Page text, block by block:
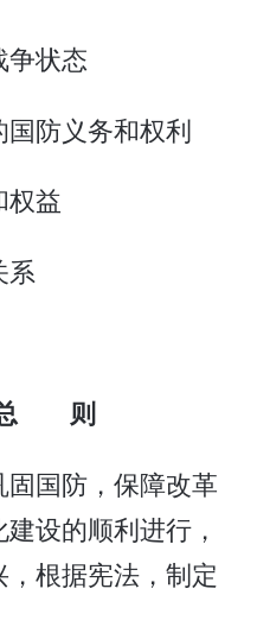
状态
防义务和权利
益
总 则
国防，保障改革
设的顺利进行，
根据宪法，制定